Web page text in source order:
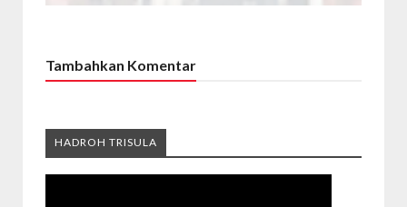
Tambahkan Komentar
HADROH TRISULA